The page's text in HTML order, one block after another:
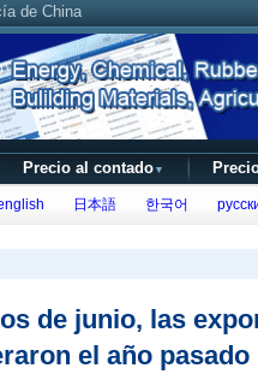
de China
Precio al contado ▼
日本語 한국어
de junio, las
el año pasado